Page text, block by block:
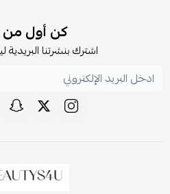
كن أول
اشترك بنشرتنا